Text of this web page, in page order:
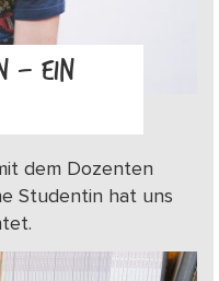
– EIN
dem Dozenten
Studentin hat uns